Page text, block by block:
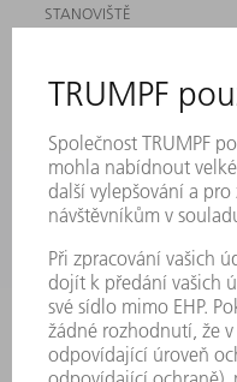
STANOVIŠTĚ
MYTRUMPF
BEZPEČNOSTNÍ LISTY
PRODUKTY
STROJE & SYSTÉMY
LASER
VÝKONOVÁ ELEKTRONIKA
SMART FACTORY
SOFTWARE
SERVIS
POUŽITÍ
ODVĚTVÍ
SPOLEČNOST